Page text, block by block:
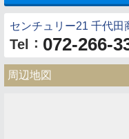
センチュリー21 千代田
Tel ： 072-266-
周辺地図